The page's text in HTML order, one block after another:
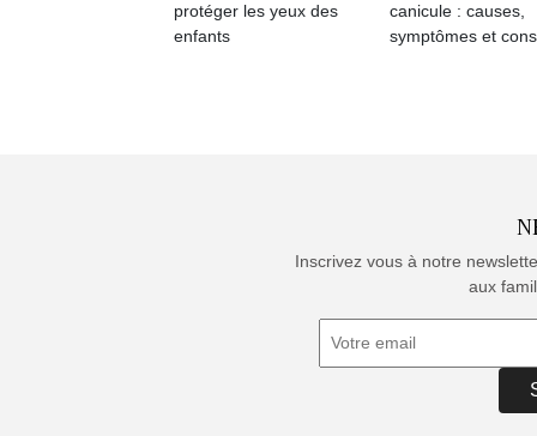
protéger les yeux des
enfants
canicule : causes,
symptômes et
Inscrivez vous à notre
aux